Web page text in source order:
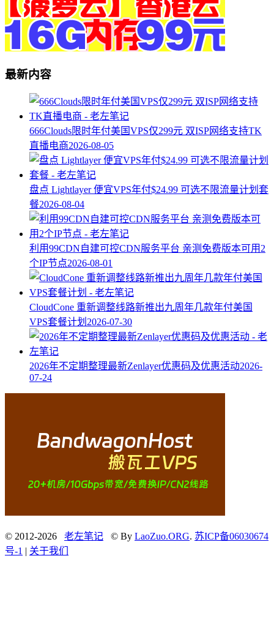
最新内容
666Clouds限时年付美国VPS仅299元 双ISP网络支持TK
直播电商2026-08-05
盘点 Lightlayer 便宜VPS年付$24.99 可选不限流量计划套
餐2026-08-04
利用99CDN自建可控CDN服务平台 亲测免费版本可用2
个IP节点2026-08-01
CloudCone 重新调整线路新推出九周年几款年付美国
VPS套餐计划 2026-07-30
2026年不定期整理最新Zenlayer优惠码及优惠活动2026-
07-24
© 2012-2026 老左笔记 © By LaoZuo.ORG. 苏ICP备06030674
号-1 | 关于我们